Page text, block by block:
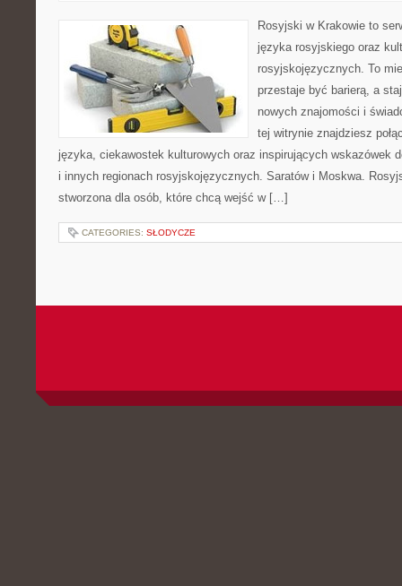
Rosyjski w Krakowie to
języka rosyjskiego oraz
rosyjskojęzycznych. To
przestaje być barierą, a
nowych znajomości i
tej witrynie znajdziesz
języka, ciekawostek kulturowych oraz inspirujących wskazówek
i innych regionach rosyjskojęzycznych. Saratów i Moskwa.
stworzona dla osób, które chcą wejść w […]
CATEGORIES: SŁODYCZE